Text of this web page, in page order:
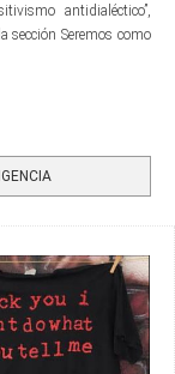
antidialéctico”,
sección Seremos como